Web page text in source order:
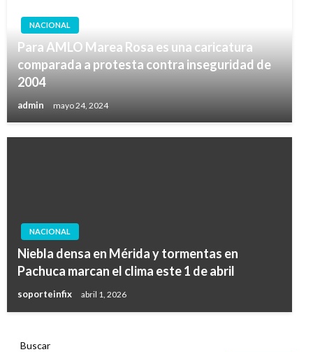
NACIONAL
Para AMLO Marea Rosa es una caricatura
comparada a protesta contra inseguridad de
2004
admin mayo 24, 2024
NACIONAL
Niebla densa en Mérida y tormentas en
Pachuca marcan el clima este 1 de abril
soporteinfix abril 1, 2026
Buscar